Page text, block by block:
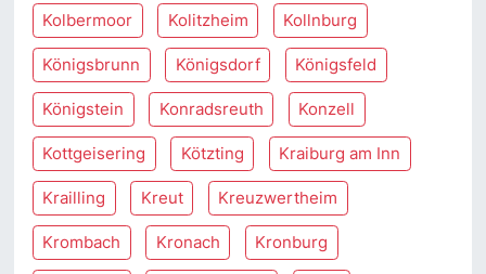
Kolbermoor Kolitzheim Kollnburg
Königsbrunn Königsdorf Königsfeld
Königstein Konradsreuth Konzell
Kottgeisering Kötzting Kraiburg am Inn
Krailling Kreut Kreuzwertheim
Krombach Kronach Kronburg